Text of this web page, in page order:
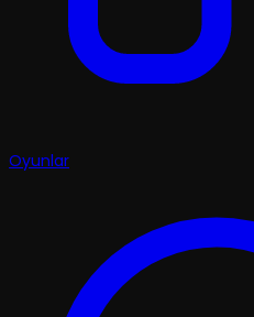
Oyunlar